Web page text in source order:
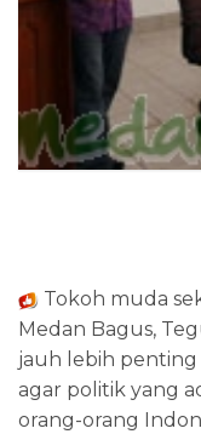
Tokoh muda
Medan Bagus,
jauh lebih penting
agar politik yang
orang-orang